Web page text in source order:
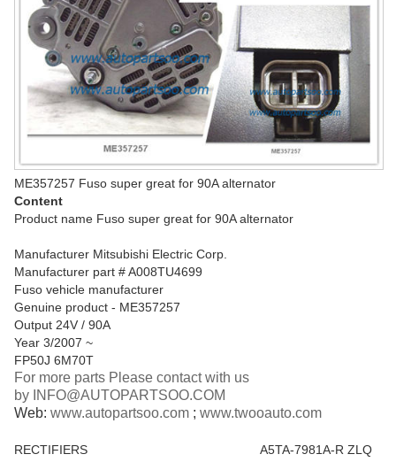
ME357257 Fuso super great for 90A alternator
Content
Product name Fuso super great for 90A alternator
Manufacturer Mitsubishi Electric Corp.
Manufacturer part # A008TU4699
Fuso vehicle manufacturer
Genuine product - ME357257
Output 24V / 90A
Year 3/2007 ~
FP50J 6M70T
For more parts Please contact with us
by INFO@AUTOPARTSOO.COM
Web: www.autopartsoo.com ; www.twooauto.com
RECTIFIERS A5TA-7981A-R ZLQ